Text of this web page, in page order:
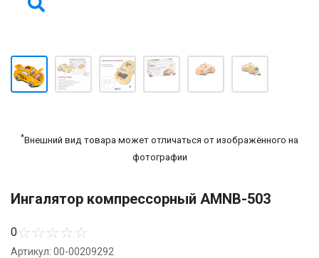
*Внешний вид товара может отличаться от изображённого на
фотографии
Ингалятор компрессорный AMNB-503
0☆☆☆☆☆
Артикул: 00-00209292